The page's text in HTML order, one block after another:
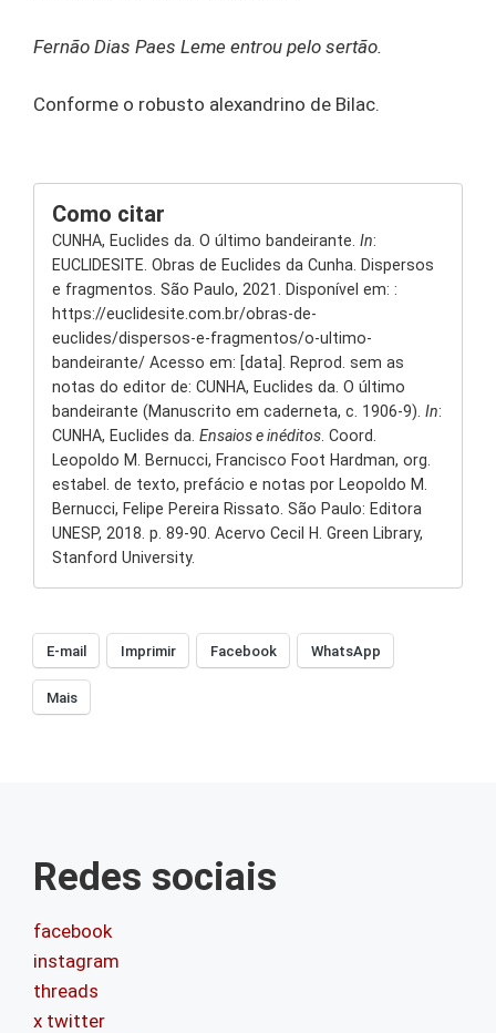
Fernão Dias Paes Leme entrou pelo sertão.
Conforme o robusto alexandrino de Bilac.
Como citar
CUNHA, Euclides da. O último bandeirante. In:
EUCLIDESITE. Obras de Euclides da Cunha. Dispersos
e fragmentos. São Paulo, 2021. Disponível em: :
https://euclidesite.com.br/obras-de-
euclides/dispersos-e-fragmentos/o-ultimo-
bandeirante/ Acesso em: [data]. Reprod. sem as
notas do editor de: CUNHA, Euclides da. O último
bandeirante (Manuscrito em caderneta, c. 1906-9). In:
CUNHA, Euclides da. Ensaios e inéditos . Coord.
Leopoldo M. Bernucci, Francisco Foot Hardman, org.
estabel. de texto, prefácio e notas por Leopoldo M.
Bernucci, Felipe Pereira Rissato. São Paulo: Editora
UNESP, 2018. p. 89-90. Acervo Cecil H. Green Library,
Stanford University.
E-mail Imprimir Facebook WhatsApp
Mais
Redes sociais
facebook
instagram
threads
x twitter